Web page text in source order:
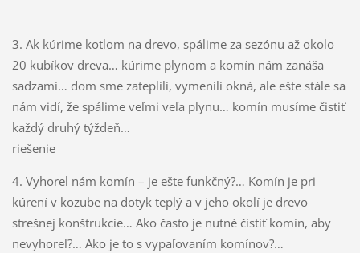
3. Ak kúrime kotlom na drevo, spálime za sezónu až okolo
20 kubíkov dreva… kúrime plynom a komín nám zanáša
sadzami… dom sme zateplili, vymenili okná, ale ešte stále sa
nám vidí, že spálime veľmi veľa plynu… komín musíme čistiť
každý druhý týždeň…
riešenie
4. Vyhorel nám komín – je ešte funkčný?… Komín je pri
kúrení v kozube na dotyk teplý a v jeho okolí je drevo
strešnej konštrukcie… Ako často je nutné čistiť komín, aby
nevyhorel?… Ako je to s vypaľovaním komínov?…